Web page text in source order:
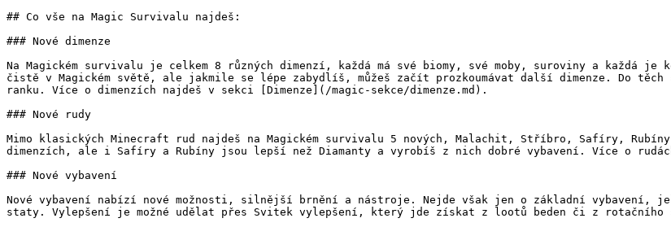
## Co vše na Magic Survivalu najdeš:
### Nové dimenze
Na Magickém survivalu je celkem 8 různých dimenzí, každá má své biomy, své moby, suroviny a každá
čistě v Magickém světě, ale jakmile se lépe zabydlíš, můžeš začít prozkoumávat další dimenze. Do těch
ranku. Více o dimenzích najdeš v sekci [Dimenze](/magic-sekce/dimenze.md).
### Nové rudy
Mimo klasických Minecraft rud najdeš na Magickém survivalu 5 nových, Malachit, Stříbro, Safíry,
dimenzích, ale i Safíry a Rubíny jsou lepší než Diamanty a vyrobíš z nich dobré vybavení. Více o
### Nové vybavení
Nové vybavení nabízí nové možnosti, silnější brnění a nástroje. Nejde však jen o základní vybavení,
staty. Vylepšení je možné udělat přes Svitek vylepšení, který jde získat z lootů beden či z rotačního